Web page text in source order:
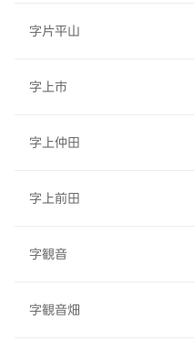
字片平山
字上市
字上仲田
字上前田
字観音
字観音畑